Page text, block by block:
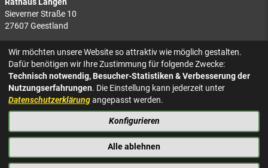
Sieverner Straße 10
27607 Geestland
Rathaus Bad Bederkesa
Am Markt 8
27624 Geestland
Tel.: 04743 937-2300
KONTAKT
IMPRESSUM
BARRIEREFREIHEIT
NACH OBEN
Wir möchten unsere Website so attraktiv wie möglich gestalten.
Dafür benötigen wir Ihre Zustimmung für folgende Zwecke:
Technisch notwendig, Besucher-Statistiken & Verbesserung der
Nutzungserfahrungen. Die Einstellung kann jederzeit unter
Datenschutzerklärungangepasst werden.
Konfigurieren
Alle ablehnen